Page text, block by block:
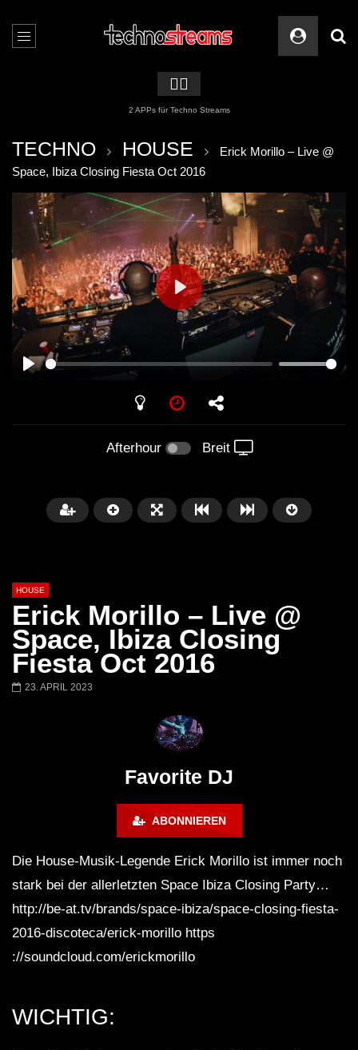
🏳️‍🌈
2 APPs für Techno Streams
TECHNO HOUSE
Erick Morillo – Live @
Space, Ibiza Closing Fiesta Oct 2016
PLAY
Afterhour Breit
00:20:23
Maravilla @ Tecate Pal Norte
2023 Monterrey NL 3 31 23
HOUSE
Erick Morillo – Live @
Space, Ibiza Closing
Fiesta Oct 2016
23. APRIL 2023
Favorite DJ
ABONNIEREN
Die House-Musik-Legende Erick Morillo ist immer noch
stark bei der allerletzten Space Ibiza Closing Party…
http://be-at.tv/brands/space-ibiza/space-closing-fiesta-
2016-discoteca/erick-morillo https
://soundcloud.com/erickmorillo
WICHTIG: